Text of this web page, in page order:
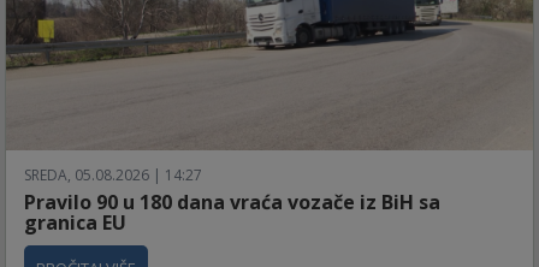
SREDA, 05.08.2026 | 14:27
Pravilo 90 u 180 dana vraća vozače iz BiH sa
granica EU